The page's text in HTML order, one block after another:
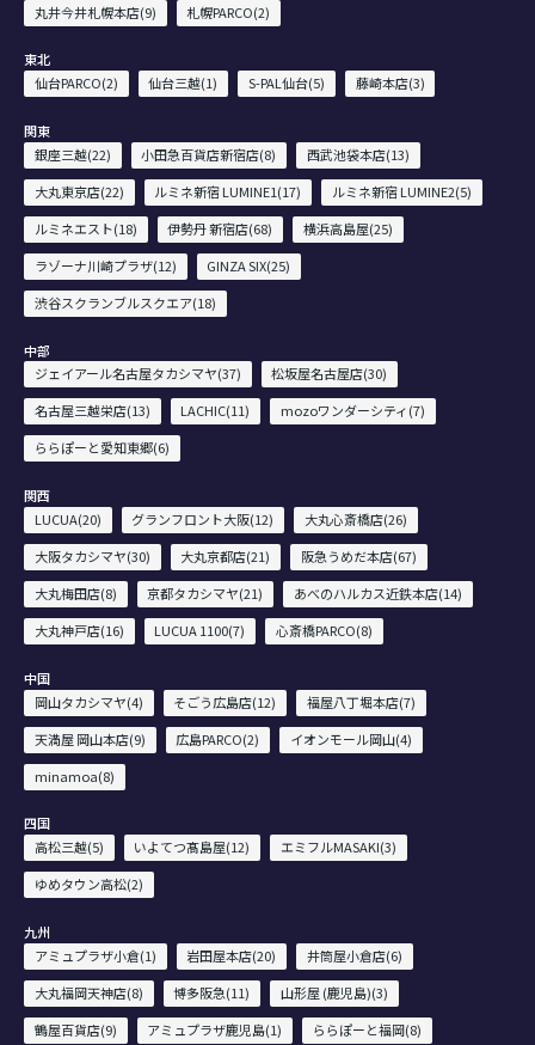
丸井今井札幌本店(9)
札幌PARCO(2)
東北
仙台PARCO(2)
仙台三越(1) S-PAL仙台(5) 藤崎本店(3)
関東
銀座三越(22)
小田急百貨店新宿店(8)
西武池袋本店(13)
大丸東京店(22)
ルミネ新宿 LUMINE1(17)
ルミネ新宿 LUMINE2(5)
ルミネエスト(18)
伊勢丹 新宿店(68)
横浜高島屋(25)
ラゾーナ川崎プラザ(12)
GINZA SIX(25)
渋谷スクランブルスクエア(18)
中部
ジェイアール名古屋タカシマヤ(37)
松坂屋名古屋店(30)
名古屋三越栄店(13)
LACHIC(11)
mozoワンダーシティ(7)
ららぽーと愛知東郷(6)
関西
LUCUA(20)
グランフロント大阪(12)
大丸心斎橋店(26)
大阪タカシマヤ(30)
大丸京都店(21)
阪急うめだ本店(67)
大丸梅田店(8)
京都タカシマヤ(21)
あべのハルカス近鉄本店(14)
大丸神戸店(16)
LUCUA 1100(7) 心斎橋PARCO(8)
中国
岡山タカシマヤ(4)
そごう広島店(12)
福屋八丁堀本店(7)
天満屋 岡山本店(9)
広島PARCO(2)
イオンモール岡山(4)
minamoa(8)
四国
高松三越(5)
いよてつ髙島屋(12)
エミフルMASAKI(3)
ゆめタウン高松(2)
九州
アミュプラザ小倉(1)
岩田屋本店(20)
井筒屋小倉店(6)
大丸福岡天神店(8)
博多阪急(11)
山形屋 (鹿児島)(3)
鶴屋百貨店(9)
アミュプラザ鹿児島(1)
ららぽーと福岡(8)